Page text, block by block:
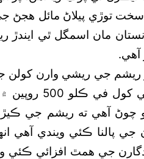
سخت توڙي پيلاڻ مائل
مان اسمگل ٿي
آهي جڏهن
چوڻ آهي ته ريشم جي
پالنا ڪئي ويندي آهي
جي همٿ افزائي ڪئي